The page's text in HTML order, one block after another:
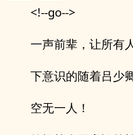
<!--go-->
一声前辈，让所有
下意识的随着吕少
空无一人！